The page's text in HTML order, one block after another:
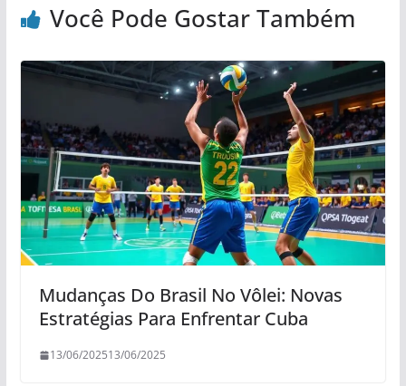
Você Pode Gostar Também
Mudanças Do Brasil No Vôlei: Novas
Estratégias Para Enfrentar Cuba
13/06/202513/06/2025